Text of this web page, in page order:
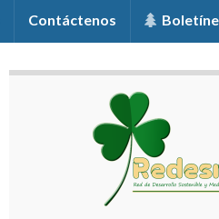
Contáctenos